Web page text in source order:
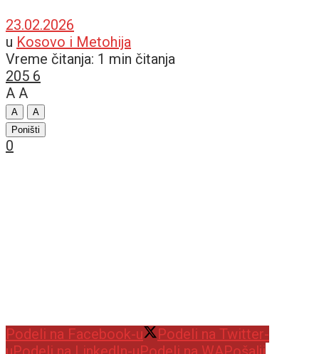
23.02.2026
u Kosovo i Metohija
Vreme čitanja: 1 min čitanja
205 6
A A
A
A
Poništi
0
Podeli na Facebook-u
Podeli na Twitter-